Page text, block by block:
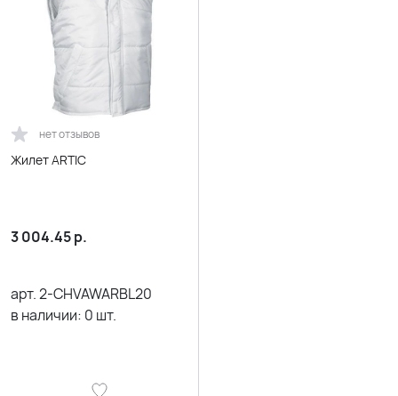
нет отзывов
Жилет ARTIC
3 004.45р.
арт.2-CHVAWARBL20
в наличии: 0 шт.